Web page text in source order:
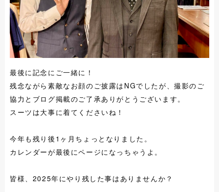
最後に記念にご一緒に！
残念ながら素敵なお顔のご披露はNGでしたが、撮影のご
協力とブログ掲載のご了承ありがとうございます。
スーツは大事に着てくださいね！
今年も残り後1ヶ月ちょっとなりました。
カレンダーが最後にページになっちゃうよ。
皆様、2025年にやり残した事はありませんか？